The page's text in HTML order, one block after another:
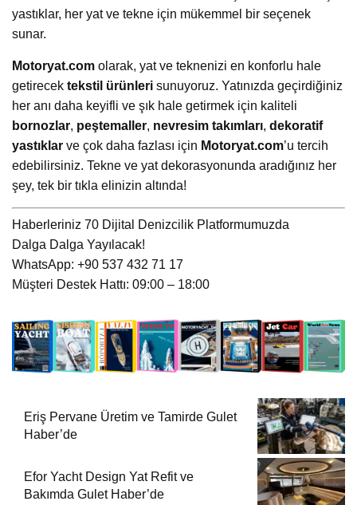
yastıklar, her yat ve tekne için mükemmel bir seçenek
sunar.
Motoryat.com olarak, yat ve teknenizi en konforlu hale
getirecek tekstil ürünleri sunuyoruz. Yatınızda geçirdiğiniz
her anı daha keyifli ve şık hale getirmek için kaliteli
bornozlar, peştemaller, nevresim takımları, dekoratif
yastıklar ve çok daha fazlası için Motoryat.com’u tercih
edebilirsiniz. Tekne ve yat dekorasyonunda aradığınız her
şey, tek bir tıkla elinizin altında!
Haberleriniz 70 Dijital Denizcilik Platformumuzda
Dalga Dalga Yayılacak!
WhatsApp: +90 537 432 71 17
Müşteri Destek Hattı: 09:00 – 18:00
Eriş Pervane Üretim ve Tamirde Gulet
Haber’de
Efor Yacht Design Yat Refit ve
Bakımda Gulet Haber’de